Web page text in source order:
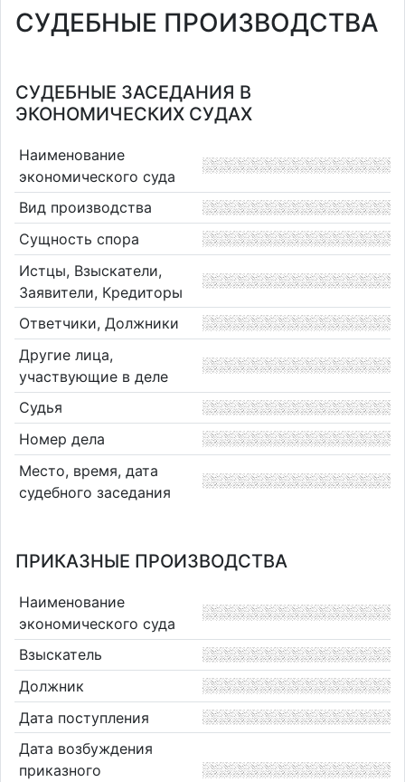
СУДЕБНЫЕ ПРОИЗВОДСТВА
СУДЕБНЫЕ ЗАСЕДАНИЯ В
ЭКОНОМИЧЕСКИХ СУДАХ
Наименование
экономического суда
Вид производства
Сущность спора
Истцы, Взыскатели,
Заявители, Кредиторы
Ответчики, Должники
Другие лица,
участвующие в деле
Судья
Номер дела
Место, время, дата
судебного заседания
ПРИКАЗНЫЕ ПРОИЗВОДСТВА
Наименование
экономического суда
Взыскатель
Должник
Дата поступления
Дата возбуждения
приказного